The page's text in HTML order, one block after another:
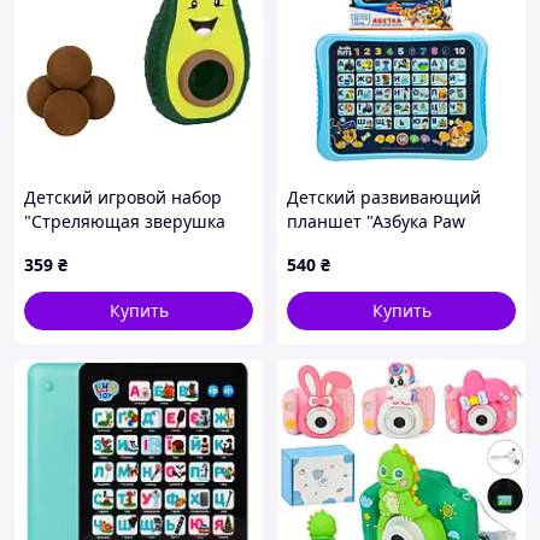
Детский игровой набор
"Стреляющая зверушка
359 ₴
Купить
Детский развивающий
планшет "Азбука Paw
540 ₴
Купить